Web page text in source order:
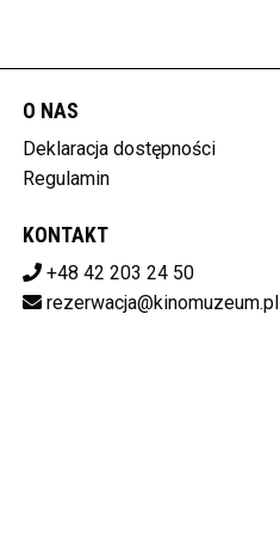
O NAS
Deklaracja dostępności
Regulamin
KONTAKT
+48 42 203 24 50
rezerwacja@kinomuzeum.pl